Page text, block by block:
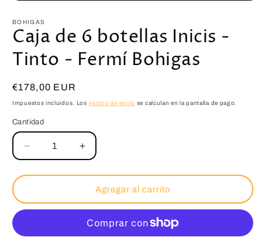
BOHIGAS
Caja de 6 botellas Inicis -
Tinto - Fermí Bohigas
Precio
habitual
€178,00 EUR
Impuestos incluidos. Los gastos de envío se calculan en la pantalla de pago.
Cantidad
Reducir
cantidad
para
de
6
Inicis
Aumentar
cantidad
para
Caja
de
6
botellas
Inicis
Agregar al carrito